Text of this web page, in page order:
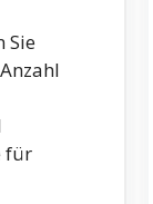
Sie
für